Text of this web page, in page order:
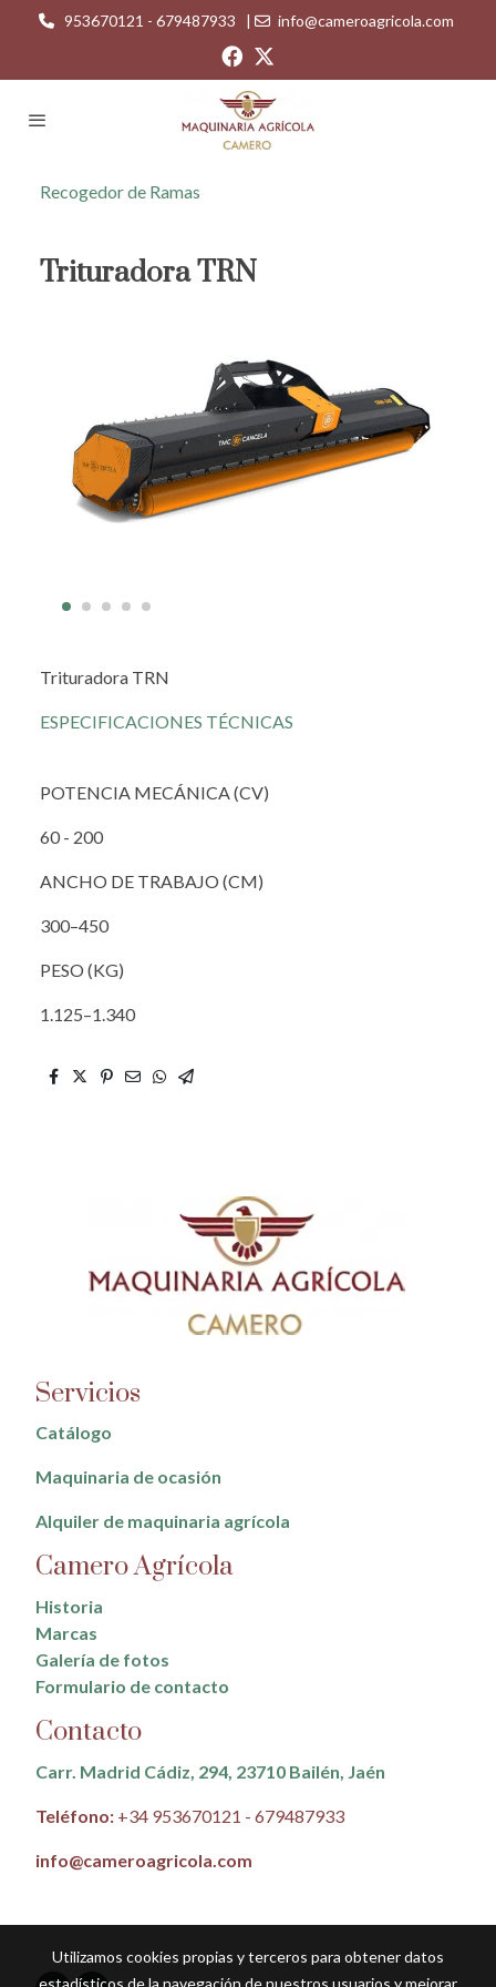
953670121 - 679487933 | info@cameroagricola.com
Recogedor de Ramas
Trituradora TRN
Trituradora TRN
ESPECIFICACIONES TÉCNICAS
POTENCIA MECÁNICA (CV)
60 - 200
ANCHO DE TRABAJO (CM)
300–450
PESO (KG)
1.125–1.340
Servicios
Catálogo
Maquinaria de ocasión
Alquiler de maquinaria agrícola
Camero Agrícola
Historia
Marcas
Galería de fotos
Formulario de contacto
Contacto
Carr. Madrid Cádiz, 294, 23710 Bailén, Jaén
Teléfono: +34 953670121 - 679487933
info@cameroagricola.com
Utilizamos cookies propias y terceros para obtener datos
estadísticos de la navegación de nuestros usuarios y mejorar